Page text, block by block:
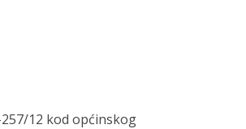
257/12 kod općinskog